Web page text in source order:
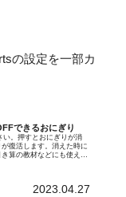
の設定を一部カ
できるおにぎり
。押すとおにぎりが消
復活します。消えた時に
算の教材などにも使えそ
2023.04.27